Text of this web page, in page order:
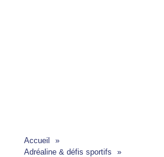
Accueil
Adréaline & défis sportifs